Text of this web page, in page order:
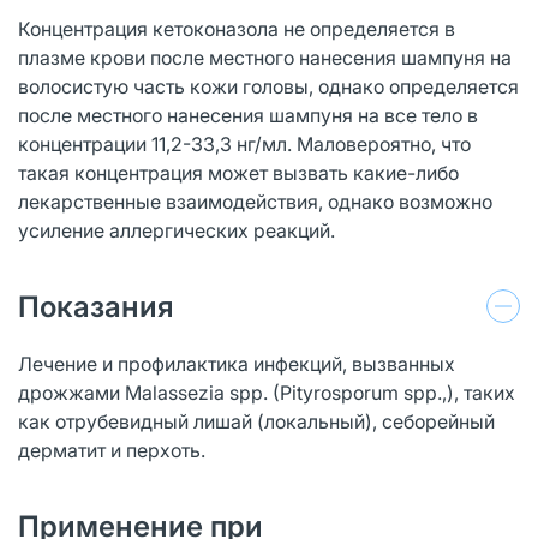
Концентрация кетоконазола не определяется в
плазме крови после местного нанесения шампуня на
волосистую часть кожи головы, однако определяется
после местного нанесения шампуня на все тело в
концентрации 11,2-33,3 нг/мл. Маловероятно, что
такая концентрация может вызвать какие-либо
лекарственные взаимодействия, однако возможно
усиление аллергических реакций.
Показания
Лечение и профилактика инфекций, вызванных
дрожжами Malassezia spp. (Pityrosporum spp.,), таких
как отрубевидный лишай (локальный), себорейный
дерматит и перхоть.
Применение при